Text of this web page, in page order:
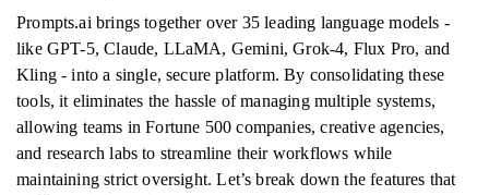
Prompts.ai brings together over 35 leading language models -
like GPT-5, Claude, LLaMA, Gemini, Grok-4, Flux Pro, and
Kling - into a single, secure platform. By consolidating these
tools, it eliminates the hassle of managing multiple systems,
allowing teams in Fortune 500 companies, creative agencies,
and research labs to streamline their workflows while
maintaining strict oversight. Let’s break down the features that